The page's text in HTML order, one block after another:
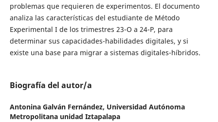
problemas que requieren de experimentos. El documento
analiza las características del estudiante de Método
Experimental I de los trimestres 23-O a 24-P, para
determinar sus capacidades-habilidades digitales, y si
existe una base para migrar a sistemas digitales-híbridos.
Biografía del autor/a
Antonina Galván Fernández, Universidad Autónoma
Metropolitana unidad Iztapalapa